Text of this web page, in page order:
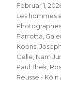
Veröffentlicht
am
Februar 1,
Les hommes
Parrotta
Koons ,
Celle Nam
Paul Thek
Reusse - Köln